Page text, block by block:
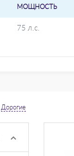
МОЩНОСТЬ
75 л.с.
Дорогие